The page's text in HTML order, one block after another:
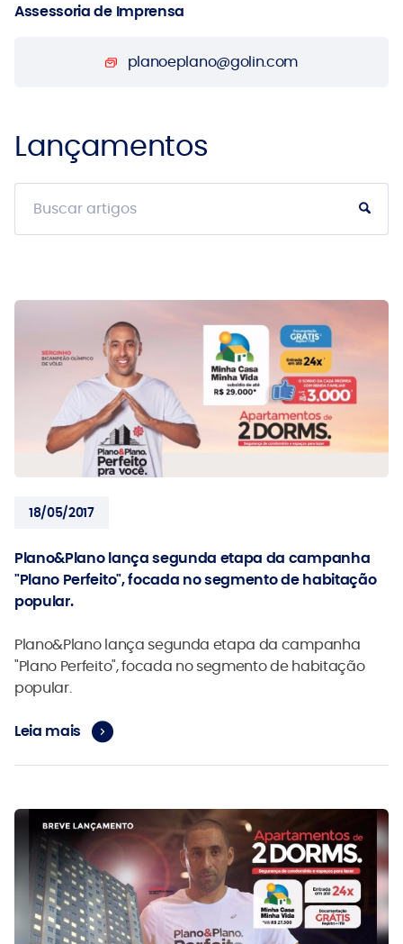
Assessoria de Imprensa
planoeplano@golin.com
Lançamentos
18/05/2017
Plano&Plano lança segunda etapa da campanha
"Plano Perfeito", focada no segmento de habitação
popular.
Plano&Plano lança segunda etapa da campanha
"Plano Perfeito", focada no segmento de habitação
popular.
Leia mais